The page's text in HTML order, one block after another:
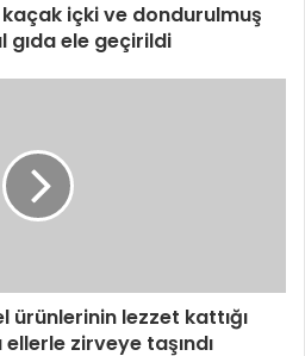
içki ve dondurulmuş
gıda ele geçirildi
ürünlerinin lezzet kattığı
zirveye taşındı